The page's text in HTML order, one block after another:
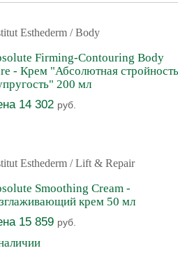
Esthederm / Body
Firming-Contouring Body
- Крем "Абсолютная стройность
200 мл
14 302 руб.
Esthederm / Lift & Repair
Smoothing Cream -
крем 50 мл
15 859 руб.